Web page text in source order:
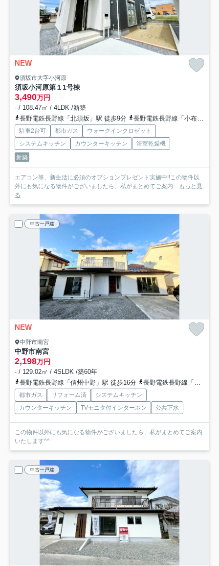
NEW
須坂市大字小河原
須坂小河原第１ 1号棟
3,490万円
- / 108.47㎡ / 4LDK /新築
長野電鉄長野線「北須坂」駅 徒歩9分
長野電鉄長野線「小布施」駅 徒歩35分
駐車2台可 都市ガス
ウォークインクロゼット
システムキッチン
カウンターキッチン
浴室乾燥機
新築
エアコン等、新生活に必須のオプションプレゼント実施中!!この物件以
外にも気になる物件がございましたら、私がまとめてご案内... もっと見
る
中古一戸建
NEW
中野市南宮
中野市南宮
2,198万円
- / 129.02㎡ / 4SLDK /築60年
長野電鉄長野線「信州中野」駅 徒歩16分
長野電鉄長野線「延徳」駅 徒歩20分
都市ガス リフォーム済
システムキッチン
カウンターキッチン
TVモニタ付インターホン 公共下水
この物件以外にも気になる物件がございましたら、私がまとめてご案内
いたします^^
中古一戸建